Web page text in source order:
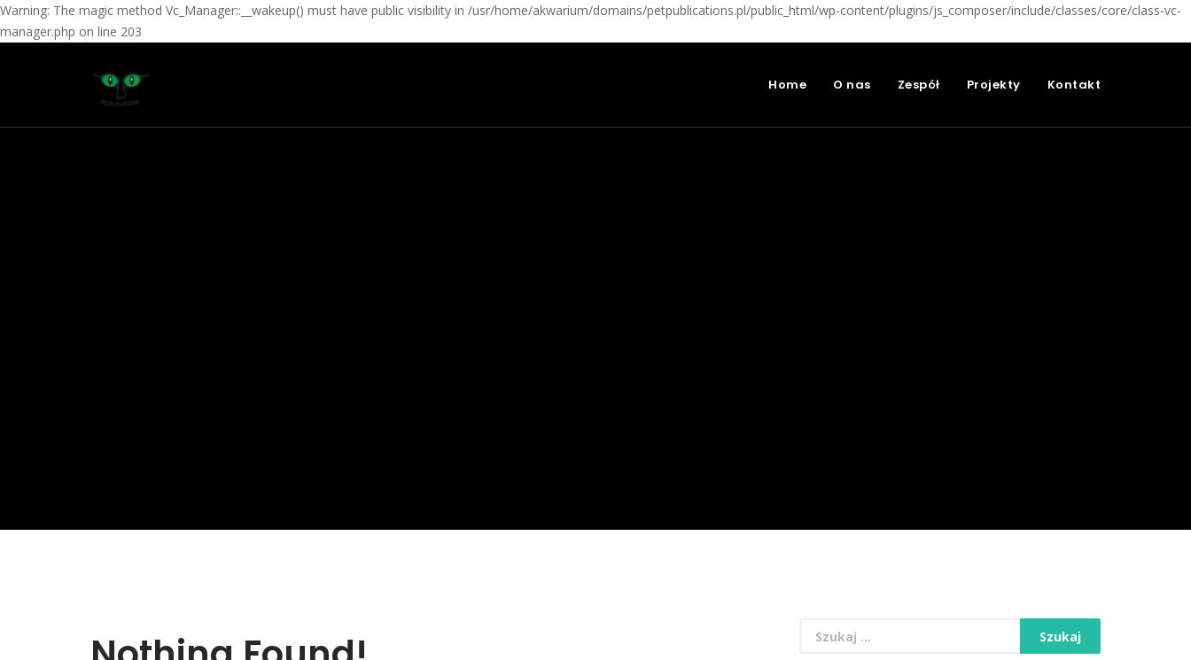
Warning: The magic method Vc_Manager::__wakeup() must have public visibility in /usr/home/akwarium/domains/petpublications.pl/public_html/wp-content/plugins/js_composer/include/classes/core/class-vc-
manager.php on line 203
Home O nas Zespół Projekty Kontakt